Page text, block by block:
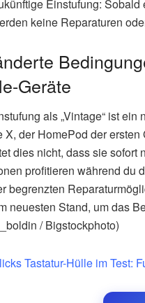
Einstufung: Sobald
keine Reparaturen
Geräte
als „Vintage“ ist
X, der HomePod der
dies nicht, dass sie sofort
profitieren während du
begrenzten
neuesten Stand, um das
/ Bigstockphoto)
Tastatur-Hülle im Test: